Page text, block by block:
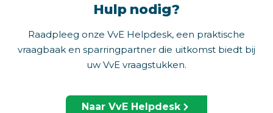
Hulp nodig?
Raadpleeg onze VvE Helpdesk, een praktische
vraagbaak en sparringpartner die uitkomst biedt bij
uw VvE vraagstukken.
Naar VvE Helpdesk